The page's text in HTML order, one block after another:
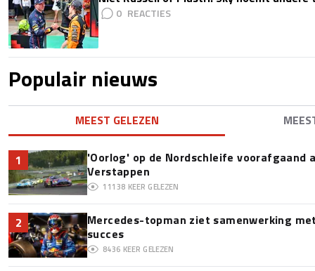
0
Populair nieuws
MEEST GELEZEN
1
'Oorlog' op de Nordschleife voorafgaand
Verstappen
11138 KEER GELEZEN
2
Mercedes-topman ziet samenwerking
succes
8436 KEER GELEZEN